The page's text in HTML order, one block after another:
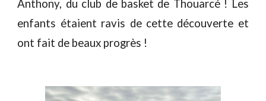
Anthony, du club de basket de Thouarcé ! Les
enfants étaient ravis de cette découverte et
ont fait de beaux progrès !